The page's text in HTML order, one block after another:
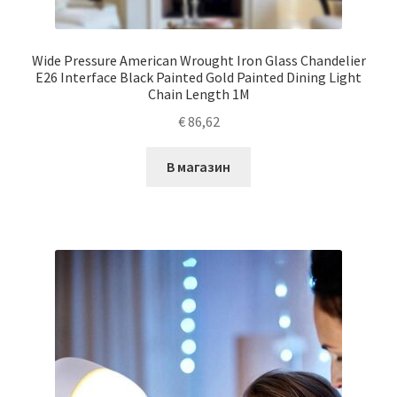
Wide Pressure American Wrought Iron Glass Chandelier
E26 Interface Black Painted Gold Painted Dining Light
Chain Length 1M
€86,62
В магазин